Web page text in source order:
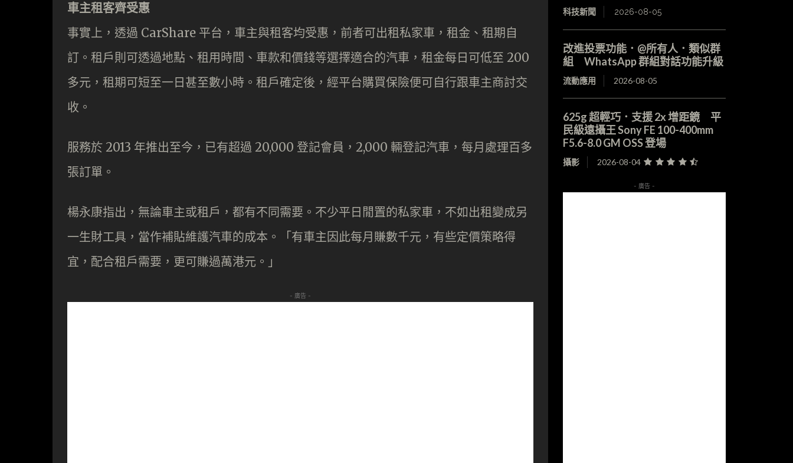
車主租客齊受惠
事實上，透過 CarShare 平台，車主與租客均受惠，前者可出租私家車，租金、租期自
訂。租戶則可透過地點、租用時間、車款和價錢等選擇適合的汽車，租金每日可低至 200
多元，租期可短至一日甚至數小時。租戶確定後，經平台購買保險便可自行跟車主商討交
收。
服務於 2013 年推出至今，已有超過 20,000 登記會員，2,000 輛登記汽車，每月處理百多
張訂單。
楊永康指出，無論車主或租戶，都有不同需要。不少平日閒置的私家車，不如出租變成另
一生財工具，當作補貼維護汽車的成本。「有車主因此每月賺數千元，有些定價策略得
宜，配合租戶需要，更可賺過萬港元。」
- 廣告 -
科技新聞 2026-08-05
改進投票功能．@所有人．類似群
組 WhatsApp 群組對話功能升級
流動應用 2026-08-05
625g 超輕巧．支援 2x 增距鏡 平
民級遠攝王 Sony FE 100-400mm
F5.6-8.0 GM OSS 登場
攝影 2026-08-04
- 廣告 -